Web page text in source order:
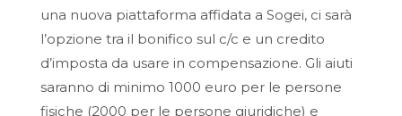
una nuova piattaforma affidata a Sogei, ci sarà
l’opzione tra il bonifico sul c/c e un credito
d’imposta da usare in compensazione. Gli aiuti
saranno di minimo 1000 euro per le persone
fisiche (2000 per le persone giuridiche) e